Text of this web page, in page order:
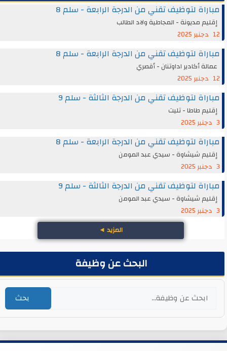
مباراة لتوظيف تقني من الدرجة الرابعة - سلم 8
إقليم مديونة - المجاطية ولاد الطالب
12 دجنبر 2025
مباراة لتوظيف تقني من الدرجة الرابعة - سلم 8
عمالة أكادير اداوتنان - أقصري
12 دجنبر 2025
مباراة لتوظيف تقني من الدرجة الثالثة - سلم 9
إقليم طاطا - تليت
مباراة لتوظيف تقني من الدرجة الرابعة - سلم 8
إقليم شيشاوة - سيدي عبد المومن
مباراة لتوظيف تقني من الدرجة الثالثة - سلم 9
إقليم شيشاوة - سيدي عبد المومن
المزيد◄
البحث عن وظيفة
بحث